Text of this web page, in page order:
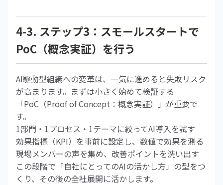
4-3. ステップ3：スモールスタートで
PoC（概念実証）を行う
AI駆動型組織への変革は、一気に進めると失敗リスク
が高まります。まずは小さく始めて検証する
「PoC（Proof of Concept：概念実証）」が重要で
す。
1部門・1プロセス・1テーマに絞ってAI導入を試す
効果指標（KPI）を事前に設定し、数値で効果を測る
現場メンバーの声を集め、改善ポイントを洗い出す
この段階で「自社にとってのAIの活かし方」の型をつ
くり、その後の全社展開に活かします。